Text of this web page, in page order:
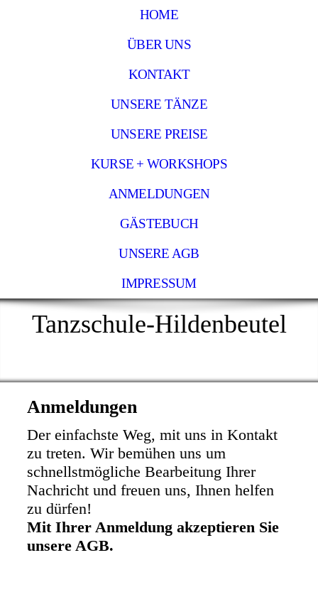
HOME
ÜBER UNS
KONTAKT
UNSERE TÄNZE
UNSERE PREISE
KURSE + WORKSHOPS
ANMELDUNGEN
GÄSTEBUCH
UNSERE AGB
IMPRESSUM
Tanzschule-Hildenbeutel
Anmeldungen
Der einfachste Weg, mit uns in Kontakt
zu treten. Wir bemühen uns um
schnellstmögliche Bearbeitung Ihrer
Nachricht und freuen uns, Ihnen helfen
zu dürfen!
Mit Ihrer Anmeldung akzeptieren Sie
unsere AGB.